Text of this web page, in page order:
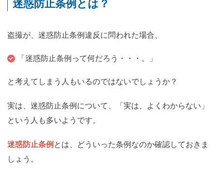
迷惑防止条例とは？
盗撮が、迷惑防止条例違反に問われた場合、
「迷惑防止条例って何だろう・・・。」
と考えてしまう人もいるのではないでしょうか？
実は、迷惑防止条例について、「実は、よくわからない」
という人も多いようです。
迷惑防止条例 とは、どういった条例なのか確認しておきま
しょう。